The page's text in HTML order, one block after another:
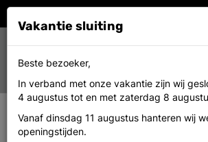
Toggle
navigation
MENU
Gazelle CHAMONIX C8
Vakantie sluiting
Beste bezoeker,
In verband met onze vakantie zijn wij
4 augustus tot en met zaterdag 8
Vanaf dinsdag 11 augustus hanteren wij
openingstijden.